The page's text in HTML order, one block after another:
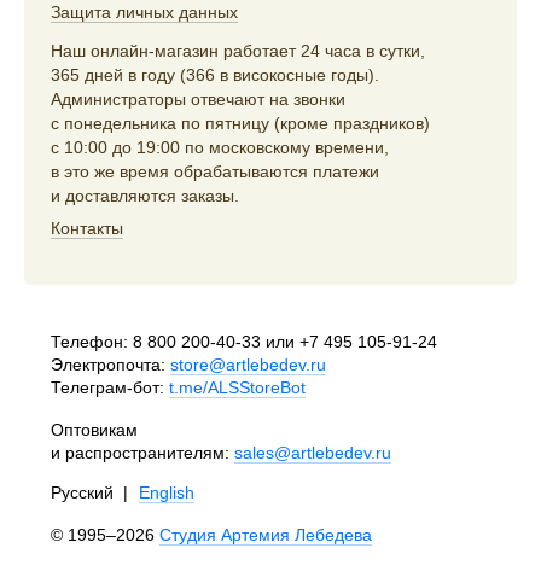
Защита личных данных
Наш онлайн-магазин работает 24 часа в сутки,
365 дней в году (366 в високосные годы).
Администраторы отвечают на звонки
с понедельника по пятницу (кроме праздников)
с 10:00 до 19:00 по московскому времени,
в это же время обрабатываются платежи
и доставляются заказы.
Контакты
Телефон: 8 800 200-40-33 или +7 495 105-91-24
Электропочта: store@artlebedev.ru
Телеграм-бот: t.me/ALSStoreBot
Оптовикам
и распространителям: sales@artlebedev.ru
Русский | English
© 1995–2026 Студия Артемия Лебедева